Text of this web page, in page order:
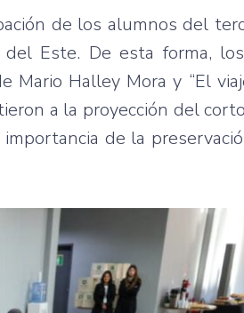
de los alumnos del
Este. De esta forma,
Halley Mora y “El
a la proyección del
de la